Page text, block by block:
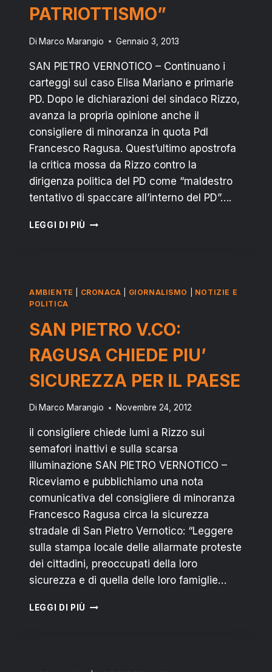
PATRIOTTISMO”
Di Marco Marangio Gennaio 3, 2013
SAN PIETRO VERNOTICO – Continuano i
carteggi sul caso Elisa Mariano e primarie
PD. Dopo le dichiarazioni del sindaco Rizzo,
avanza la propria opinione anche il
consigliere di minoranza in quota Pdl
Francesco Ragusa. Quest’ultimo apostrofa
la critica mossa da Rizzo contro la
dirigenza politica del PD come “maldestro
tentativo di spaccare all’interno del PD”….
LEGGI DI PIÙ RAGUSA
L’IMPROVVISATO
AMBIENTE CRONACA GIORNALISMO
NOTIZIE E
POLITICA
SAN PIETRO V.CO:
RAGUSA CHIEDE PIU’
SICUREZZA PER IL PAESE
Di Marco Marangio Novembre 24, 2012
il consigliere chiede lumi a Rizzo sui
semafori inattivi e sulla scarsa
illuminazione SAN PIETRO VERNOTICO –
Riceviamo e pubblichiamo una nota
comunicativa del consigliere di minoranza
Francesco Ragusa circa la sicurezza
stradale di San Pietro Vernotico: “Leggere
sulla stampa locale delle allarmate proteste
dei cittadini, preoccupati della loro
sicurezza e di quella delle loro famiglie…
LEGGI DI PIÙ SAN
PIU’